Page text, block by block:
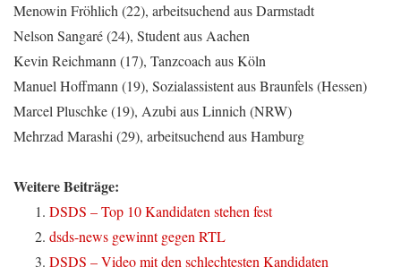
Menowin Fröhlich (22), arbeitsuchend aus Darmstadt
Nelson Sangaré (24), Student aus Aachen
Kevin Reichmann (17), Tanzcoach aus Köln
Manuel Hoffmann (19), Sozialassistent aus Braunfels (Hessen)
Marcel Pluschke (19), Azubi aus Linnich (NRW)
Mehrzad Marashi (29), arbeitsuchend aus Hamburg
Weitere Beiträge:
DSDS – Top 10 Kandidaten stehen fest
dsds-news gewinnt gegen RTL
DSDS – Video mit den schlechtesten Kandidaten